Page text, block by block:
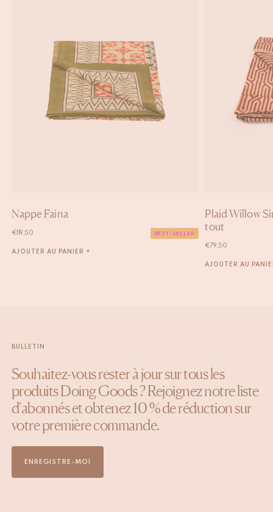
Nappe Faina
€ 119,50 BEST-SELLER
AJOUTER AU PANIER +
Plaid Willow
tout
€79,50
AJOUTER AU
BULLETIN
Souhaitez-vous rester à jour sur tous les
produits Doing Goods ? Rejoignez notre liste
d'abonnés et obtenez 10 % de réduction sur
votre première commande.
ENREGISTRE-MOI